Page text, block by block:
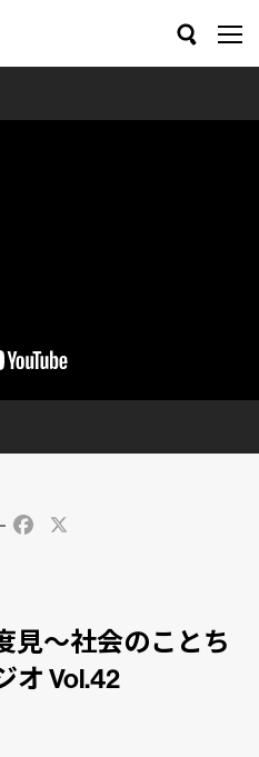
Facebook
見〜社会のことち
オ Vol.42